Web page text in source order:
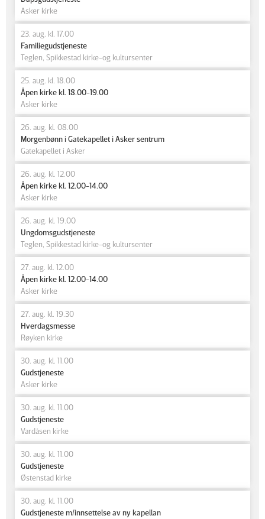
Asker kirke
23. aug. kl. 17.00
Familiegudstjeneste
Teglen, Spikkestad kirke-og kultursenter
25. aug. kl. 18.00
Åpen kirke kl. 18.00-19.00
Asker kirke
26. aug. kl. 08.00
Morgenbønn i Gatekapellet i Asker sentrum
Gatekapellet i Asker
26. aug. kl. 12.00
Åpen kirke kl. 12.00-14.00
Asker kirke
26. aug. kl. 19.00
Ungdomsgudstjeneste
Teglen, Spikkestad kirke-og kultursenter
27. aug. kl. 12.00
Åpen kirke kl. 12.00-14.00
Asker kirke
27. aug. kl. 19.30
Hverdagsmesse
Røyken kirke
30. aug. kl. 11.00
Gudstjeneste
Asker kirke
30. aug. kl. 11.00
Gudstjeneste
Vardåsen kirke
30. aug. kl. 11.00
Gudstjeneste
Østenstad kirke
30. aug. kl. 11.00
Gudstjeneste m/innsettelse av ny kapellan